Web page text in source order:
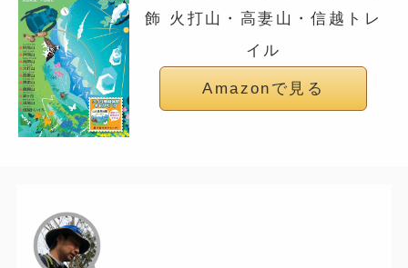
飾 火打山・高妻山・信越トレ
イル
Amazonで見る